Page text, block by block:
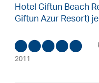
Hotel Giftun Beach
Giftun Azur Resort)
2011